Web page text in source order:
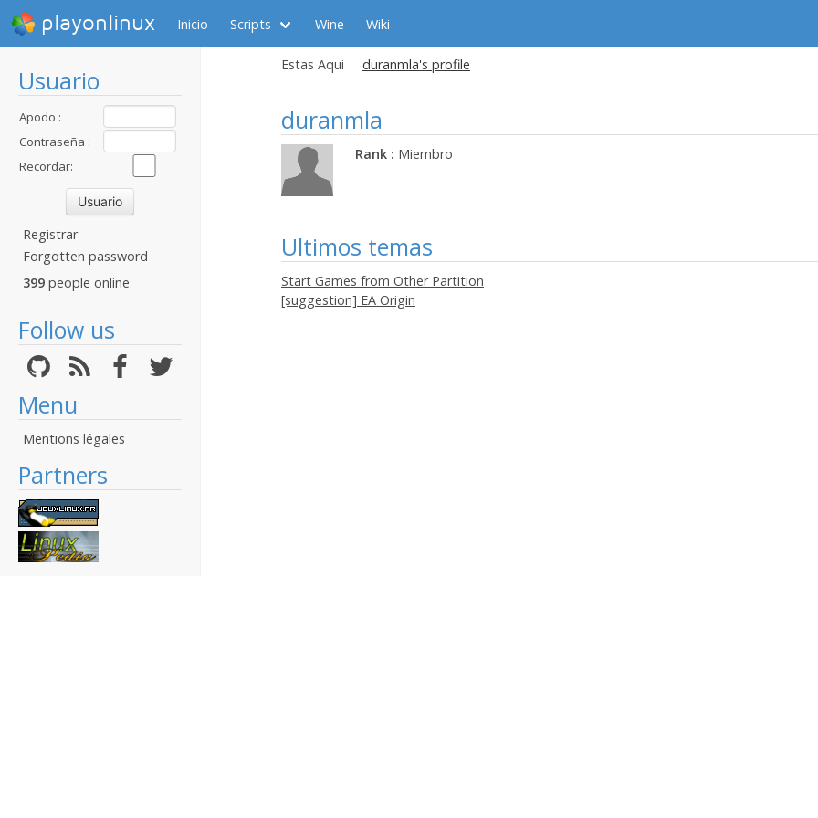
playonlinux Inicio Scripts Wine Wiki
Usuario
Apodo :
Contraseña :
Recordar:
Registrar
Forgotten password
399 people online
Follow us
Menu
Mentions légales
Partners
Estas Aqui duranmla's profile
duranmla
Rank : Miembro
Ultimos temas
Start Games from Other Partition
[suggestion] EA Origin